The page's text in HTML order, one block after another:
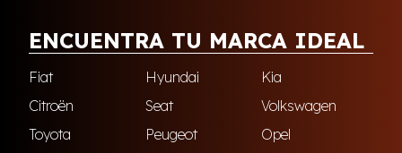
ENCUENTRA TU MARCA IDEAL
Fiat Hyundai
Kia
Citroën
Seat
Volkswagen
Toyota
Peugeot
Opel